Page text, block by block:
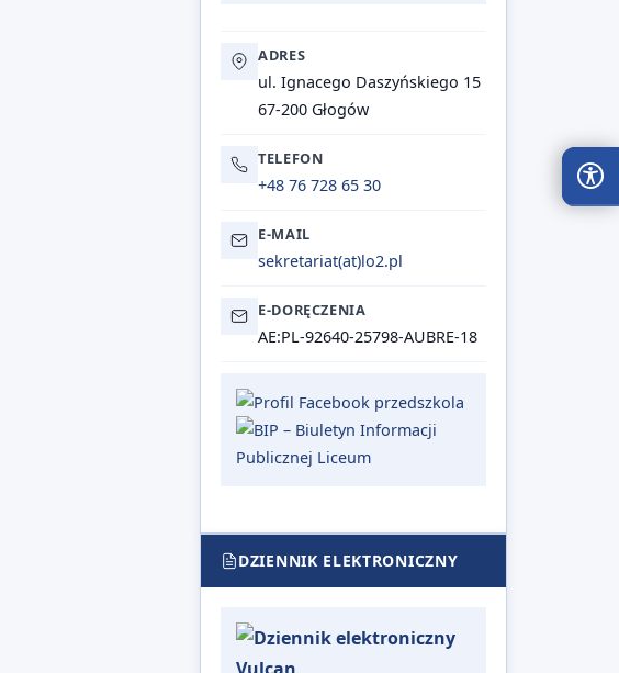
ADRES
ul. Ignacego Daszyńskiego 15
67-200 Głogów
TELEFON
+48 76 728 65 30
E-MAIL
sekretariat(at)lo2.pl
E-DORĘCZENIA
AE:PL-92640-25798-AUBRE-18
DZIENNIK ELEKTRONICZNY